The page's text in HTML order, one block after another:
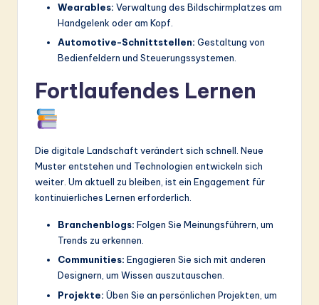
Wearables: Verwaltung des Bildschirmplatzes am
Handgelenk oder am Kopf.
Automotive-Schnittstellen: Gestaltung von
Bedienfeldern und Steuerungssystemen.
Fortlaufendes Lernen
Die digitale Landschaft verändert sich schnell. Neue
Muster entstehen und Technologien entwickeln sich
weiter. Um aktuell zu bleiben, ist ein Engagement für
kontinuierliches Lernen erforderlich.
Branchenblogs: Folgen Sie Meinungsführern, um
Trends zu erkennen.
Communities: Engagieren Sie sich mit anderen
Designern, um Wissen auszutauschen.
Projekte: Üben Sie an persönlichen Projekten, um